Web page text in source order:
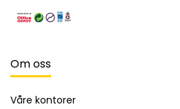
Om oss
Våre kontorer